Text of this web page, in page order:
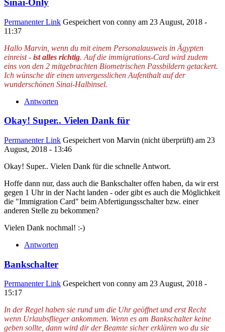
Sinai-Only
Permanenter Link Gespeichert von conny am 23 August, 2018 -
11:37
Hallo Marvin, wenn du mit einem Personalausweis in Ägypten
einreist - ist alles richtig. Auf die immigrations-Card wird zudem
eins von den 2 mitgebrachten Biometrischen Passbildern getackert.
Ich wünsche dir einen unvergesslichen Aufenthalt auf der
wunderschönen Sinai-Halbinsel.
Antworten
Okay! Super.. Vielen Dank für
Permanenter Link Gespeichert von Marvin (nicht überprüft) am 23
August, 2018 - 13:46
Okay! Super.. Vielen Dank für die schnelle Antwort.
Hoffe dann nur, dass auch die Bankschalter offen haben, da wir erst
gegen 1 Uhr in der Nacht landen - oder gibt es auch die Möglichkeit
die "Immigration Card" beim Abfertigungsschalter bzw. einer
anderen Stelle zu bekommen?
Vielen Dank nochmal! :-)
Antworten
Bankschalter
Permanenter Link Gespeichert von conny am 23 August, 2018 -
15:17
In der Regel haben sie rund um die Uhr geöffnet und erst Recht
wenn Urlaubsflieger ankommen. Wenn es am Bankschalter keine
geben sollte, dann wird dir der Beamte sicher erklären wo du sie